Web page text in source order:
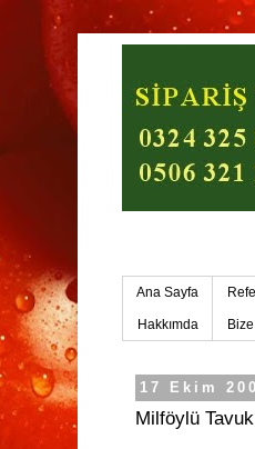
Ana Sayfa
Hakkımda
17 Ekim
Milföylü